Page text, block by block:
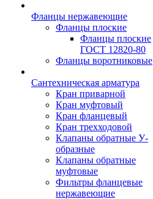
Фланцы нержавеющие
Фланцы плоские
Фланцы плоские
ГОСТ 12820-80
Фланцы воротниковые
Сантехническая арматура
Кран приварной
Кран муфтовый
Кран фланцевый
Кран трехходовой
Клапаны обратные У-
образные
Клапаны обратные
муфтовые
Фильтры фланцевые
нержавеющие